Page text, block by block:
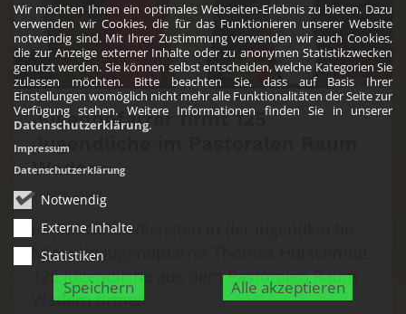
Wir möchten Ihnen ein optimales Webseiten-Erlebnis zu bieten. Dazu
verwenden wir Cookies, die für das Funktionieren unserer Website
notwendig sind. Mit Ihrer Zustimmung verwenden wir auch Cookies,
die zur Anzeige externer Inhalte oder zu anonymen Statistikzwecken
genutzt werden. Sie können selbst entscheiden, welche Kategorien Sie
zulassen möchten. Bitte beachten Sie, dass auf Basis Ihrer
Einstellungen womöglich nicht mehr alle Funktionalitäten der Seite zur
Verfügung stehen. Weitere Informationen finden Sie in unserer
Datenschutzerklärung.
Notwendig
Externe Inhalte
Statistiken
Speichern Alle akzeptieren
Impressum
Datenschutzerklärung
© Ruth Solander
Jugendpfarrer firmt 125
Jugendliche im Pastoralen Raum
Wadern
5. Juni 2026
In drei Gottesdiensten in der Jugendkirche
MIA wird Jugendpfarrer Thomas Hufschmidt
125 Jugendliche aus dem Pastoralen Raum
Wadern firmen.